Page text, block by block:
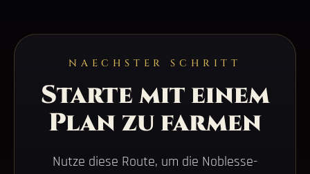
NAECHSTER SCHRITT
Starte mit einem
Plan zu farmen
Nutze diese Route, um die Noblesse-